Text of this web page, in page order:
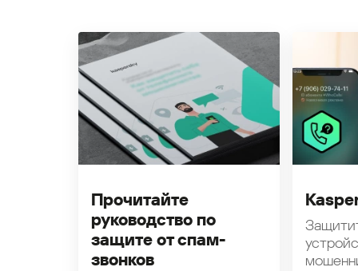
Прочитайте
руководство по
защите от спам-
звонков